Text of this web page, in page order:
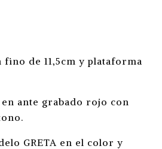
fino de 11,5cm y plataforma
ante grabado rojo con
GRETA en el color y